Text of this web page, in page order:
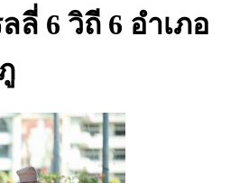
6 วิถี 6 อำเภอ